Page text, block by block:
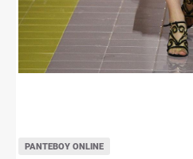
ΡΑΝΤΕΒΟΎ ONLINE